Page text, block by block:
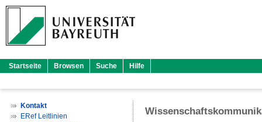
Startseite Browsen Suche Hilfe
Kontakt
ERef Leitlinien